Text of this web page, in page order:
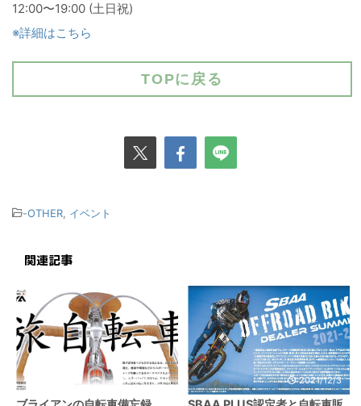
12:00〜19:00 (土日祝)
※詳細はこちら
TOPに戻る
-OTHER イベント
関連記事
2021/6/16 2021/12/3